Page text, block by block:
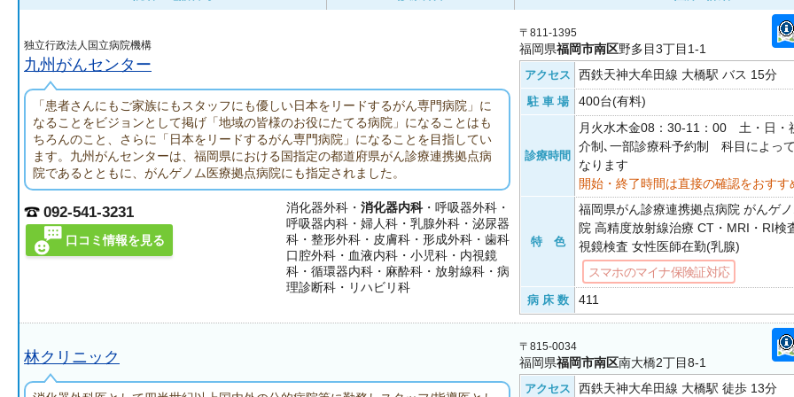
独立行政法人国立病院機構
九州がんセンター
「患者さんにもご家族にもスタッフにも優しい日本をリードするがん専門病院」に
なることをビジョンとして掲げ「地域の皆様のお役にたてる病院」になることはも
ちろんのこと、さらに「日本をリードするがん専門病院」になることを目指してい
ます。九州がんセンターは、福岡県における国指定の都道府県がん診療連携拠点病
院であるとともに、がんゲノム医療拠点病院にも指定されました。
092-541-3231
口コミ情報を見る
消化器外科・消化器内科・呼吸器外科・
呼吸器内科・婦人科・乳腺外科・泌尿器
科・整形外科・皮膚科・形成外科・歯科
口腔外科・血液内科・小児科・内視鏡
科・循環器内科・麻酔科・放射線科・病
理診断科・リハビリ科
〒811-1395
福岡県福岡市南区野多目3丁目1-1
アクセス 西鉄天神大牟田線 大橋駅 バス 15分
駐 車 場 400台(有料)
診療時間
月火水木金08：30-11：00 土・日
介制､一部診療科予約制 科目によっ
なります
開始・終了時間は直接の確認をおすす
特 色
福岡県がん診療連携拠点病院 がんゲ
院 高精度放射線治療 CT・MRI・RI検
視鏡検査 女性医師在勤(乳腺)
スマホのマイナ保険証対応
病 床 数 411
林クリニック
〒815-0034
福岡県福岡市南区南大橋2丁目8-1
アクセス 西鉄天神大牟田線 大橋駅 徒歩 13分